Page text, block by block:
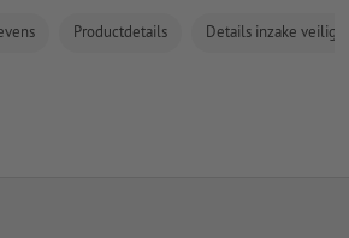
Productdetails Details inzake